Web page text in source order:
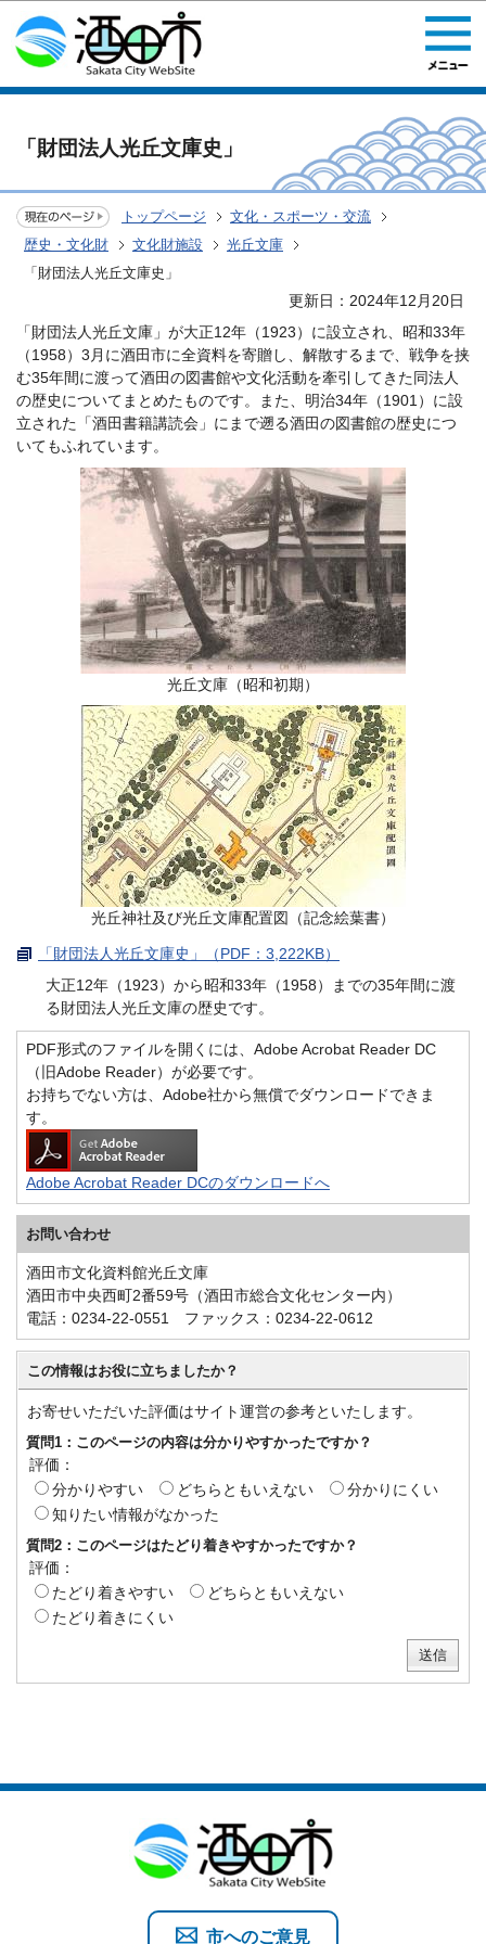
このページの本文へ移動
「財団法人光丘文庫史」
トップページ
文化・スポーツ・交流
歴史・文化財
文化財施設
光丘文庫
「財団法人光丘文庫史」
更新日：2024年12月20日
「財団法人光丘文庫」が大正12年（1923）に設立され、昭和33年
（1958）3月に酒田市に全資料を寄贈し、解散するまで、戦争を挟
む35年間に渡って酒田の図書館や文化活動を牽引してきた同法人
の歴史についてまとめたものです。また、明治34年（1901）に設
立された「酒田書籍講読会」にまで遡る酒田の図書館の歴史につ
いてもふれています。
光丘文庫（昭和初期）
光丘神社及び光丘文庫配置図（記念絵葉書）
「財団法人光丘文庫史」（PDF：3,222KB）
大正12年（1923）から昭和33年（1958）までの35年間に渡
る財団法人光丘文庫の歴史です。
PDF形式のファイルを開くには、Adobe Acrobat Reader DC
（旧Adobe Reader）が必要です。
お持ちでない方は、Adobe社から無償でダウンロードできま
す。
Adobe Acrobat Reader DCのダウンロードへ
お問い合わせ
酒田市文化資料館光丘文庫
酒田市中央西町2番59号（酒田市総合文化センター内）
電話：0234-22-0551 ファックス：0234-22-0612
この情報はお役に立ちましたか？
お寄せいただいた評価はサイト運営の参考といたします。
質問1：このページの内容は分かりやすかったですか？
評価：
分かりやすい
どちらともいえない
分かりにくい
知りたい情報がなかった
質問2：このページはたどり着きやすかったですか？
評価：
たどり着きやすい
どちらともいえない
たどり着きにくい
市へのご意見